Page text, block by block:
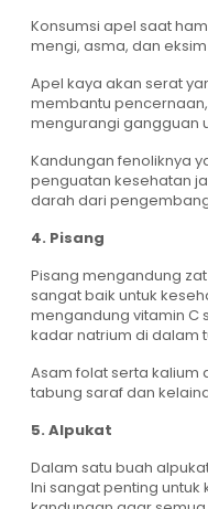
Konsumsi apel saat
mengi, asma, dan
Apel kaya akan serat
membantu
mengurangi gangguan
Kandungan fenoliknya
penguatan kesehatan
darah dari
4. Pisang
Pisang mengandung
sangat baik untuk
mengandung vitamin C
kadar natrium di dalam
Asam folat serta
tabung saraf dan
5. Alpukat
Dalam satu buah
Ini sangat penting